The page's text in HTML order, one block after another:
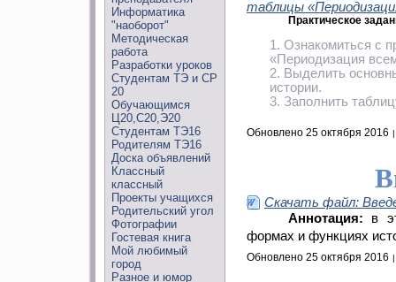
Информатика
"наоборот"
Методическая
работа
Разработки уроков
Студентам ТЭ и СР
20
Обучающимся
Ц20,С20,Э20
Студентам ТЭ16
Родителям ТЭ16
Доска объявлений
Классный
классный
Проекты учащихся
Родительский угол
Фотографии
Гостевая книга
Мой любимый
город
Разное и юмор
таблицы
Практическое
Ознакомиться с
«Периодизация
Выделить
истории.
Заполнить
Обновлено 25 октября 2016
Скачать файл:
Аннотация: в
формах и функциях
Обновлено 25 октября 2016